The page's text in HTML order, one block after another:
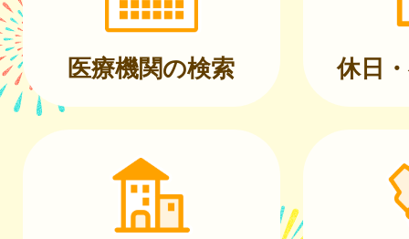
医療機関の検索 休日